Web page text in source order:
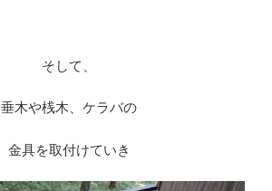
そして、
垂木や桟木、ケラバの
金具を取付けていき